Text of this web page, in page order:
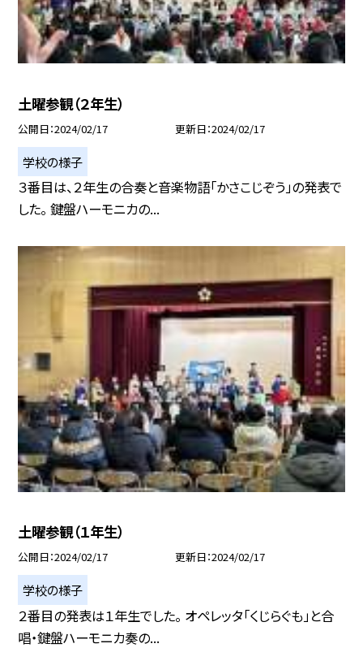
土曜参観（２年生）
公開日 2024/02/17 更新日 2024/02/17
学校の様子
３番目は、２年生の合奏と音楽物語「かさこじぞう」の発表で
した。 鍵盤ハーモニカの...
土曜参観（１年生）
公開日 2024/02/17 更新日 2024/02/17
学校の様子
２番目の発表は１年生でした。 オペレッタ「くじらぐも」と合
唱・鍵盤ハーモニカ奏の...